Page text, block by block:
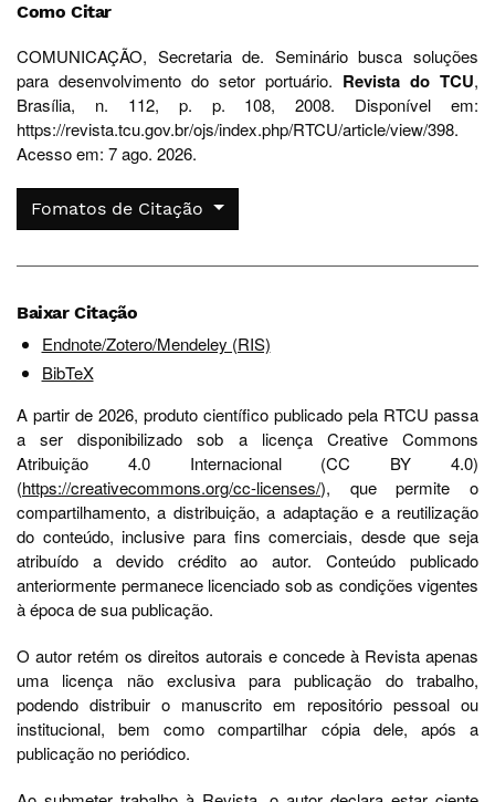
Como Citar
COMUNICAÇÃO, Secretaria de. Seminário busca soluções
para desenvolvimento do setor portuário. Revista do TCU,
Brasília, n. 112, p. p. 108, 2008. Disponível em:
https://revista.tcu.gov.br/ojs/index.php/RTCU/article/view/398.
Acesso em: 7 ago. 2026.
Fomatos de Citação
Baixar Citação
Endnote/Zotero/Mendeley (RIS)
BibTeX
A partir de 2026, produto científico publicado pela RTCU passa
a ser disponibilizado sob a licença Creative Commons
Atribuição 4.0 Internacional (CC BY 4.0)
(https://creativecommons.org/cc-licenses/), que permite o
compartilhamento, a distribuição, a adaptação e a reutilização
do conteúdo, inclusive para fins comerciais, desde que seja
atribuído a devido crédito ao autor. Conteúdo publicado
anteriormente permanece licenciado sob as condições vigentes
à época de sua publicação.
O autor retém os direitos autorais e concede à Revista apenas
uma licença não exclusiva para publicação do trabalho,
podendo distribuir o manuscrito em repositório pessoal ou
institucional, bem como compartilhar cópia dele, após a
publicação no periódico.